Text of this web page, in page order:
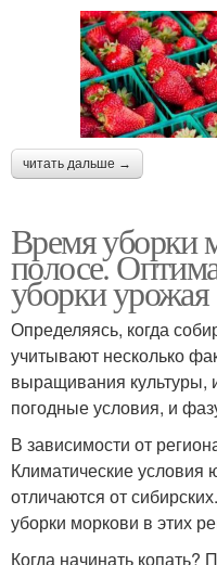
читать дальше →
Время уборки
полосе.
уборки урожая
Определяясь, когда
учитывают несколько
выращивания культуры,
погодные условия, и
В зависимости от
Климатические условия
отличаются от
уборки моркови в этих
Когда начинать